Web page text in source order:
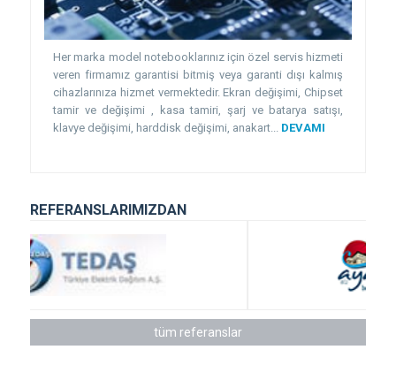
Her marka model notebooklarınız için özel servis hizmeti
veren firmamız garantisi bitmiş veya garanti dışı kalmış
cihazlarınıza hizmet vermektedir. Ekran değişimi, Chipset
tamir ve değişimi , kasa tamiri, şarj ve batarya satışı,
klavye değişimi, harddisk değişimi, anakart... DEVAMI
REFERANSLARIMIZDAN
tüm referanslar